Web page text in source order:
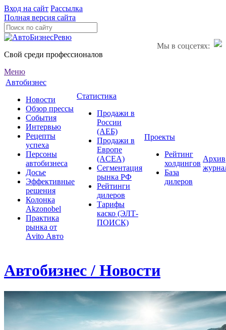
Вход на сайт Рассылка
Полная версия сайта
Мы в соцсетях:
Свой среди профессионалов
Меню
Автобизнес
Новости
Обзор прессы
События
Интервью
Рецепты
успеха
Персоны
автобизнеса
Досье
Эффективные
решения
Колонка
Akzonobel
Практика
рынка от
Аvito Авто
Статистика
Продажи в
России
(АЕБ)
Продажи в
Европе
(ACEA)
Сегментация
рынка РФ
Рейтинги
дилеров
Тарифы
каско (ЭЛТ-
ПОИСК)
Проекты
Рейтинг
холдингов
База
дилеров
Архив
Автобизнес / Новости